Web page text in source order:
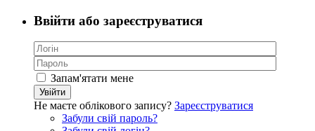
Ввійти або зареєструватися
Запам'ятати мене
Увійти
Не маєте облікового запису? Зареєструватися
Забули свій пароль?